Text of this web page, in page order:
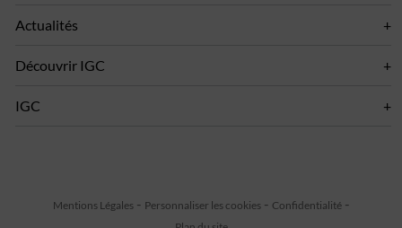
Actualités
Découvrir IGC
IGC
Mentions Légales Personnaliser les cookies
Confidentialité